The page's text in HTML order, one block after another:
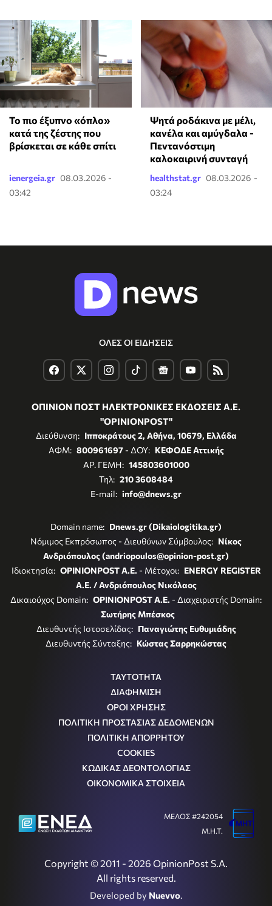
To πιο έξυπνο «όπλο»
κατά της ζέστης που
βρίσκεται σε κάθε σπίτι
ienergeia.gr 08.03.2026 -
03:42
Ψητά ροδάκινα με μέλι,
κανέλα και αμύγδαλα -
Πεντανόστιμη
καλοκαιρινή συνταγή
healthstat.gr 08.03.2026 -
03:24
ΟΛΕΣ ΟΙ ΕΙΔΗΣΕΙΣ
ΟΠΙΝΙΟΝ ΠΟΣΤ ΗΛΕΚΤΡΟΝΙΚΕΣ ΕΚΔΟΣΕΙΣ Α.Ε.
"OPINIONPOST"
Διεύθυνση: Ιπποκράτους 2, Αθήνα, 10679, Ελλάδα
ΑΦΜ: 800961697- ΔΟΥ: ΚΕΦΟΔΕ Αττικής
ΑΡ. ΓΕΜΗ: 145803601000
Τηλ: 210 3608484
E-mail: info@dnews.gr
Domain name: Dnews.gr (Dikaiologitika.gr)
Νόμιμος Εκπρόσωπος - Διευθύνων Σύμβουλος: Νίκος
Ανδριόπουλος (andriopoulos@opinion-post.gr)
Ιδιοκτησία: OPINIONPOST A.E. - Μέτοχοι: ENERGY REGISTER
Α.Ε. / Ανδριόπουλος Νικόλαος
Δικαιούχος Domain: OPINIONPOST A.E. - Διαχειριστής Domain:
Σωτήρης Μπέσκος
Διευθυντής Ιστοσελίδας: Παναγιώτης Ευθυμιάδης
Διευθυντής Σύνταξης: Κώστας Σαρρηκώστας
ΤΑΥΤΟΤΗΤΑ
ΔΙΑΦΗΜΙΣΗ
ΟΡΟΙ ΧΡΗΣΗΣ
ΠΟΛΙΤΙΚΗ ΠΡΟΣΤΑΣΙΑΣ ΔΕΔΟΜΕΝΩΝ
ΠΟΛΙΤΙΚΗ ΑΠΟΡΡΗΤΟΥ
COOKIES
ΚΩΔΙΚΑΣ ΔΕΟΝΤΟΛΟΓΙΑΣ
ΟΙΚΟΝΟΜΙΚΑ ΣΤΟΙΧΕΙΑ
Copyright © 2011 - 2026 OpinionPost S.A.
All rights reserved.
Developed by Nuevvo.
ΜΕΛΟΣ #242054
Μ.Η.Τ.